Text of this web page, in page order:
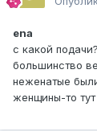
ena
с какой
большинство
неженатые
женщины-то